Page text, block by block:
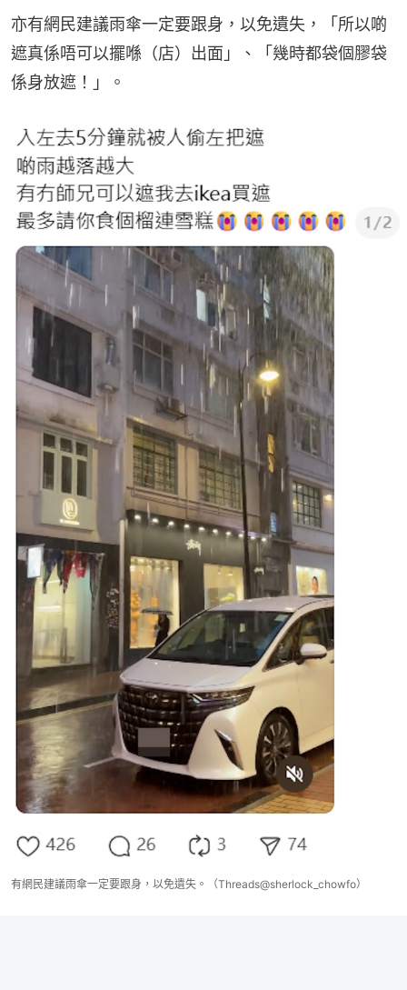
亦有網民建議雨傘一定要跟身，以免遺失，「所以啲
遮真係唔可以擺喺（店）出面」、「幾時都袋個膠袋
係身放遮！」。
有網民建議雨傘一定要跟身，以免遺失。（Threads@sherlock_chowfo）